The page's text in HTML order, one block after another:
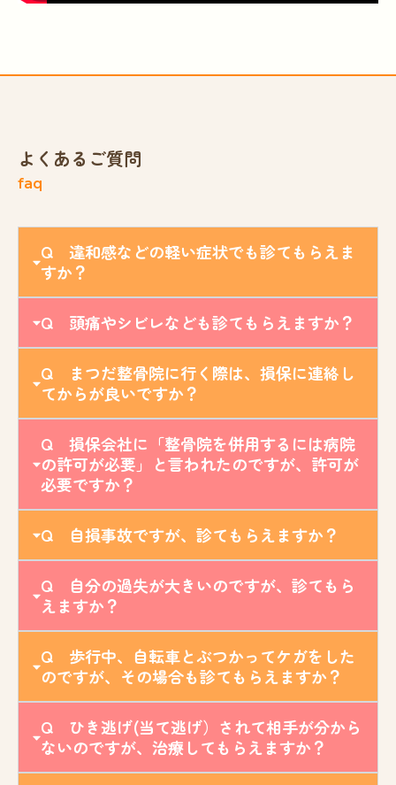
よくあるご質問
faq
Q 違和感などの軽い症状でも診てもらえま
すか？
Q 頭痛やシビレなども診てもらえますか？
Q まつだ整骨院に行く際は、損保に連絡し
てからが良いですか？
Q 損保会社に「整骨院を併用するには病院
の許可が必要」と言われたのですが、許可が
必要ですか？
Q 自損事故ですが、診てもらえますか？
Q 自分の過失が大きいのですが、診てもら
えますか？
Q 歩行中、自転車とぶつかってケガをした
のですが、その場合も診てもらえますか？
Q ひき逃げ(当て逃げ）されて相手が分から
ないのですが、治療してもらえますか？